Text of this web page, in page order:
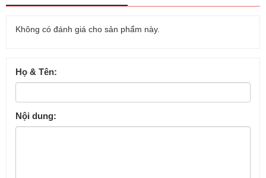
Không có đánh giá cho sản phẩm này.
Họ & Tên:
Nội dung: